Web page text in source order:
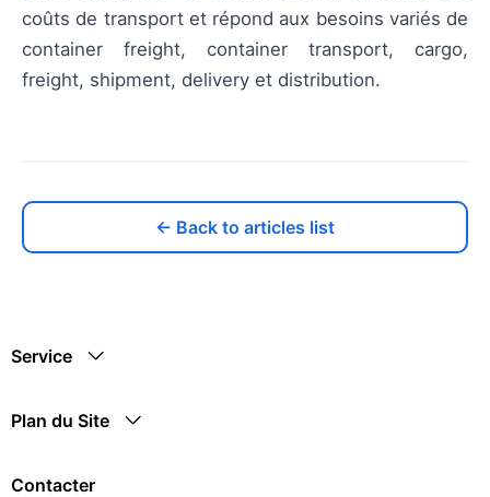
coûts de transport et répond aux besoins variés de
container freight, container transport, cargo,
freight, shipment, delivery et distribution.
← Back to articles list
Service
Plan du Site
Contacter